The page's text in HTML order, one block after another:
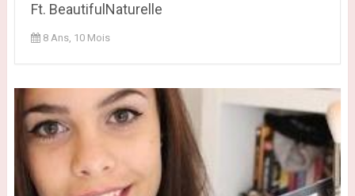
Ft. BeautifulNaturelle
8 Ans, 10 Mois